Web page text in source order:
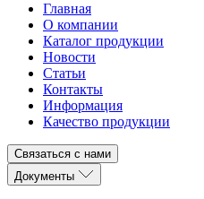
Главная
О компании
Каталог продукции
Новости
Статьи
Контакты
Информация
Качество продукции
Связаться с нами
Документы